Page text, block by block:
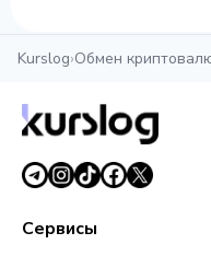
Kurslog›Обмен
Сервисы